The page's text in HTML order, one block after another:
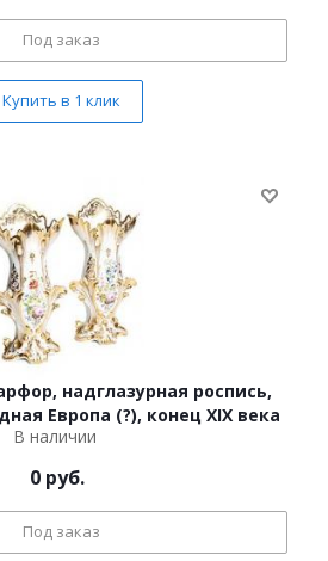
Под заказ
Купить в 1 клик
надглазурная роспись,
Европа (?), конец XIX века
В наличии
0 руб.
Под заказ